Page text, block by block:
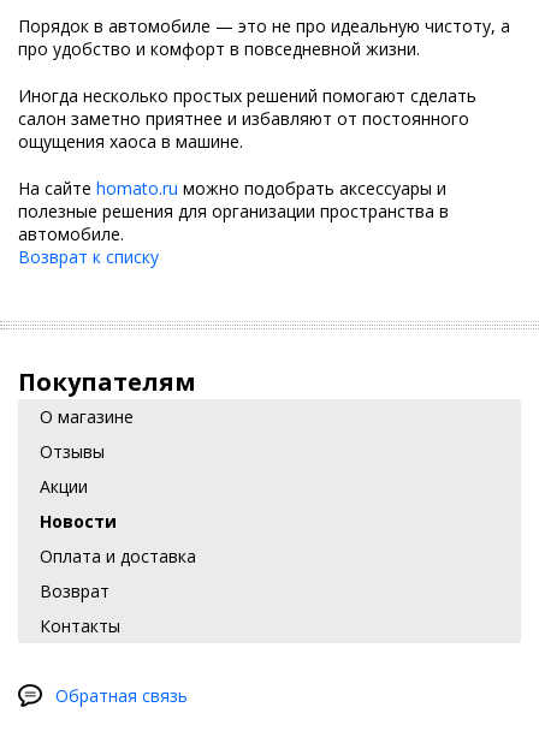
Порядок в автомобиле — это не про идеальную чистоту, а
про удобство и комфорт в повседневной жизни.
Иногда несколько простых решений помогают сделать
салон заметно приятнее и избавляют от постоянного
ощущения хаоса в машине.
На сайте homato.ru можно подобрать аксессуары и
полезные решения для организации пространства в
автомобиле.
Возврат к списку
Покупателям
О магазине
Отзывы
Акции
Новости
Оплата и доставка
Возврат
Контакты
Обратная связь